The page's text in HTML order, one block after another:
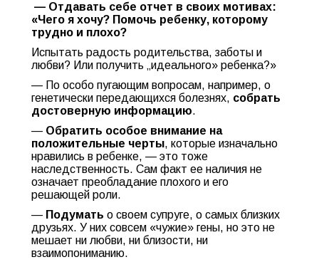
— Отдавать себе отчет в своих мотивах:
«Чего я хочу? Помочь ребенку, которому
трудно и плохо?
Испытать радость родительства, заботы и
любви? Или получить „идеального» ребенка?»
— По особо пугающим вопросам, например, о
генетически передающихся болезнях, собрать
достоверную информацию.
— Обратить особое внимание на
положительные черты, которые изначально
нравились в ребенке, — это тоже
наследственность. Сам факт ее наличия не
означает преобладание плохого и его
решающей роли.
— Подумать о своем супруге, о самых близких
друзьях. У них совсем «чужие» гены, но это не
мешает ни любви, ни близости, ни
взаимопониманию.